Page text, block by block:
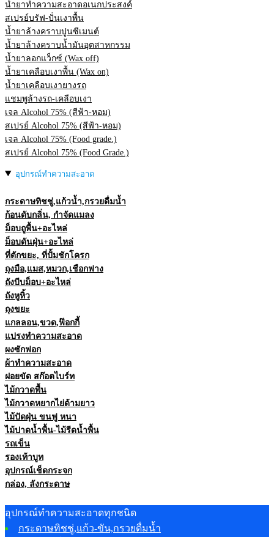
น้ำยาทำความสะอาดอเนกประสงค์
สเปรย์บรัฟ-ปั่นเงาพื้น
น้ำยาล้างคราบปูนซีเมนต์
น้ำยาล้างคราบน้ำมันอุตสาหกรรม
น้ำยาลอกแว็กซ์ (Wax off)
น้ำยาเคลือบเงาพื้น (Wax on)
น้ำยาเคลือบเงายางรถ
แชมพูล้างรถ-เคลือบเงา
เจล Alcohol 75% (สีฟ้า-หอม)
สเปรย์ Alcohol 75% (สีฟ้า-หอม)
เจล Alcohol 75% (Food grade.)
สเปรย์ Alcohol 75% (Food Grade.)
อุปกรณ์ทำความสะอาด
กระดาษทิชชู่,แก้วน้ำ,กรวยดื่มน้ำ
ก้อนดับกลิ่น, กำจัดแมลง
ม็อบถูพื้น+อะไหล่
ม็อบดันฝุ่น+อะไหล่
ที่ตักขยะ, ที่ปั้มชักโครก
ถุงมือ,แมส,หมวก,เชือกฟาง
ถังบีบม็อบ+อะไหล่
ถังหูหิ้ว
ถุงขยะ
แกลลอน,ขวด,ฟ๊อกกี้
แปรงทำความสะอาด
ผงซักฟอก
ผ้าทำความสะอาด
ฝอยขัด สก๊อตไบร์ท
ไม้กวาดพื้น
ไม้กวาดหยากไย่ด้ามยาว
ไม้ปัดฝุ่น ขนฟู หนา
ไม้ปาดน้ำพื้น-ไม้รีดน้ำพื้น
รถเข็น
รองเท้าบูท
อุปกรณ์เช็ดกระจก
กล่อง, ลังกระดาษ
อุปกรณ์ทำความสะอาดทุกชนิด
กระดาษทิชชู่,แก้ว-ขัน,กรวยดื่มน้ำ